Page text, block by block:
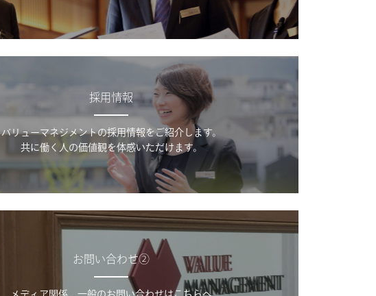
採用情報
バリューマネジメントの採用情報をご紹介します。
共に働く人の価値観を体感いただけます。
お問い合わせ②